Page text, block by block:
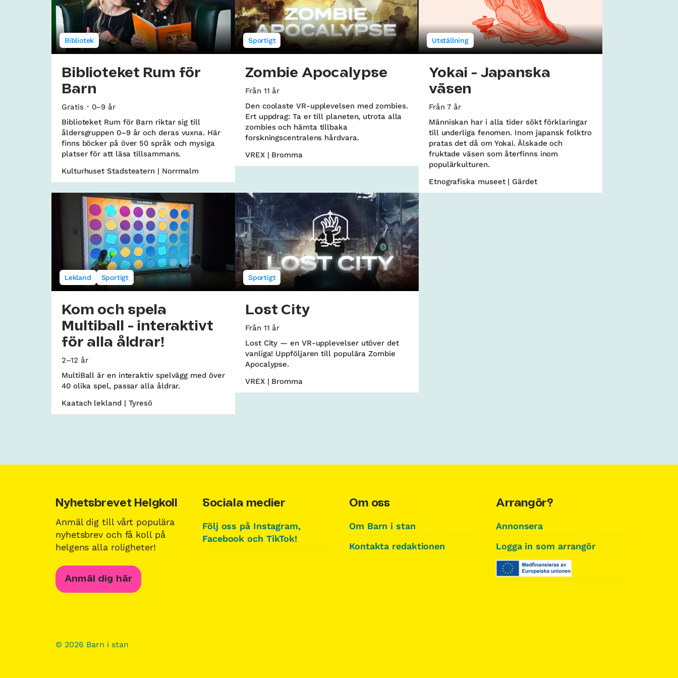
Bibliotek
Biblioteket Rum för
Barn
Gratis
0–9 år
Biblioteket Rum för Barn riktar sig till
åldersgruppen 0–9 år och deras vuxna. Här
finns böcker på över 50 språk och mysiga
platser för att läsa tillsammans.
Kulturhuset Stadsteatern | Norrmalm
Sportigt
Zombie Apocalypse
Från 11 år
Den coolaste VR-upplevelsen med zombies.
Ert uppdrag: Ta er till planeten, utrota alla
zombies och hämta tillbaka
forskningscentralens hårdvara.
VREX | Bromma
Utställning
Yokai - Japanska
väsen
Från 7 år
Människan har i alla tider sökt förklaringar
till underliga fenomen. Inom japansk folktro
pratas det då om Yokai. Älskade och
fruktade väsen som återfinns inom
populärkulturen.
Etnografiska museet | Gärdet
Lekland Sportigt
Kom och spela
Multiball - interaktivt
för alla åldrar!
2–12 år
MultiBall är en interaktiv spelvägg med över
40 olika spel, passar alla åldrar.
Kaatach lekland | Tyresö
Sportigt
Lost City
Från 11 år
Lost City — en VR-upplevelser utöver det
vanliga! Uppföljaren till populära Zombie
Apocalypse.
VREX | Bromma
Nyhetsbrevet Helgkoll
Anmäl dig till vårt populära
nyhetsbrev och få koll på
helgens alla roligheter!
Anmäl dig här
Sociala medier
Följ oss på Instagram,
Facebook och TikTok!
Om oss
Om Barn i stan
Kontakta redaktionen
Arrangör?
Annonsera
Logga in som arrangör
© 2026 Barn i stan